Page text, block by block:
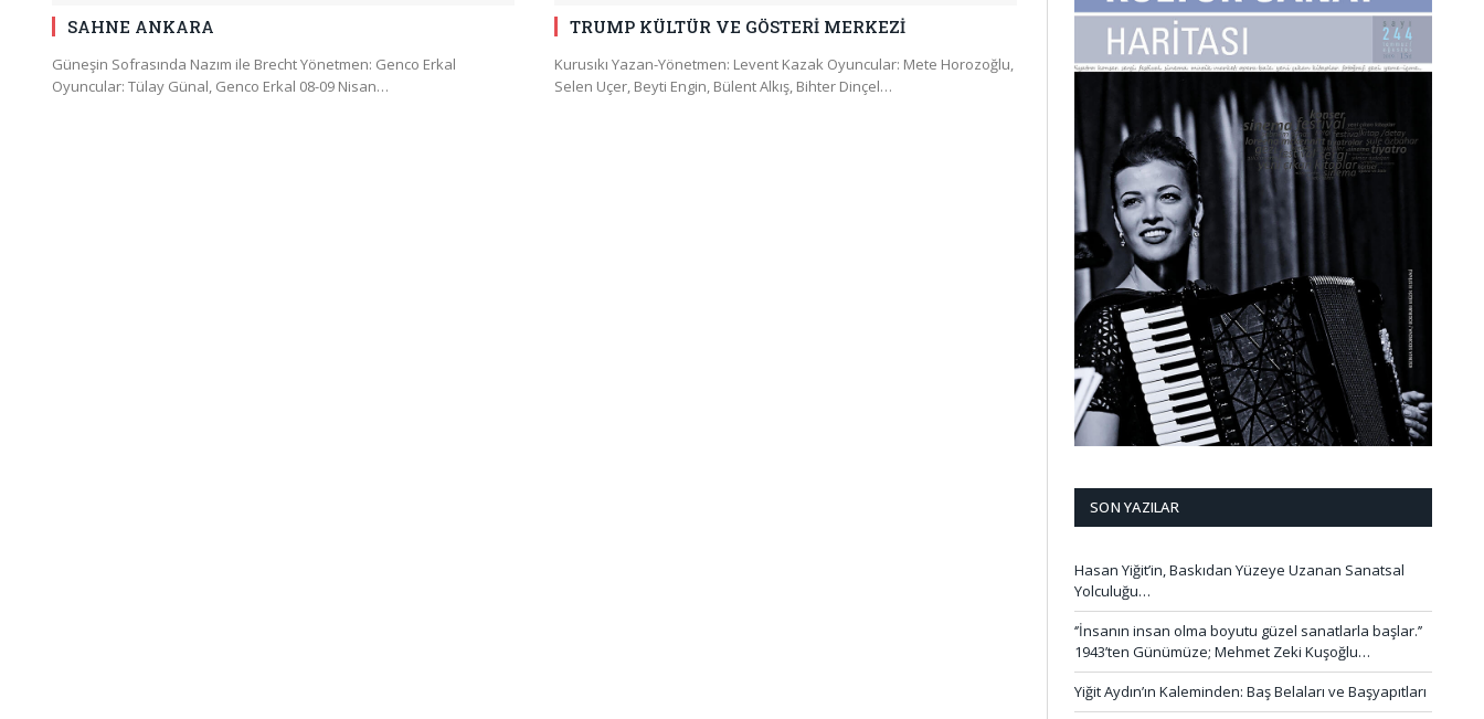
SAHNE ANKARA
Güneşin Sofrasında Nazım ile Brecht Yönetmen: Genco Erkal
Oyuncular: Tülay Günal, Genco Erkal 08-09 Nisan…
TRUMP KÜLTÜR VE GÖSTERİ MERKEZİ
Kurusıkı Yazan-Yönetmen: Levent Kazak Oyuncular: Mete Horozoğlu,
Selen Uçer, Beyti Engin, Bülent Alkış, Bihter Dinçel…
SON YAZILAR
Hasan Yiğit’in, Baskıdan Yüzeye Uzanan Sanatsal
Yolculuğu…
‘’İnsanın insan olma boyutu güzel sanatlarla başlar.’’
1943’ten Günümüze; Mehmet Zeki Kuşoğlu…
Yiğit Aydın’ın Kaleminden: Baş Belaları ve Başyapıtları